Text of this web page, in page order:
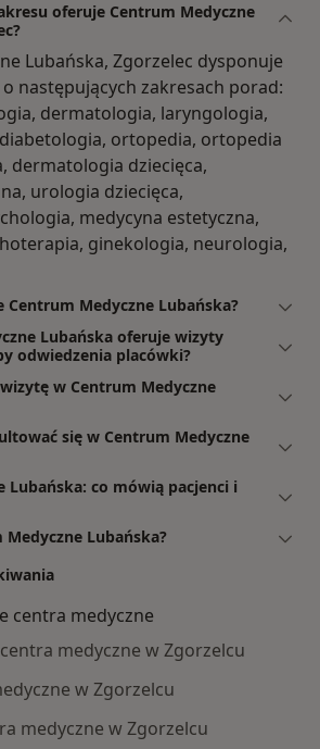
oferuje Centrum Medyczne
Lubańska, Zgorzelec dysponuje
o następujących zakresach porad:
dermatologia, laryngologia,
ortopedia, ortopedia
dermatologia dziecięca,
urologia dziecięca,
medycyna estetyczna,
ginekologia, neurologia,
Centrum Medyczne Lubańska?
Lubańska oferuje wizyty
odwiedzenia placówki?
w Centrum Medyczne
się w Centrum Medyczne
Lubańska: co mówią pacjenci i
Medyczne Lubańska?
centra medyczne
medyczne w Zgorzelcu
w Zgorzelcu
medyczne w Zgorzelcu